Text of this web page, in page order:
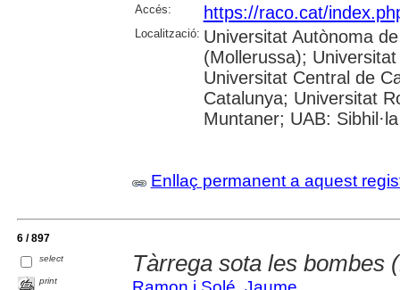
Accés: https://raco.cat/
Localització: Universitat Autònoma
(Mollerussa);
Universitat Central de
Catalunya; Universitat
Muntaner; UAB: Sibhil·la
Enllaç permanent a aquest
6 / 897
select
print
Tàrrega sota les bombes